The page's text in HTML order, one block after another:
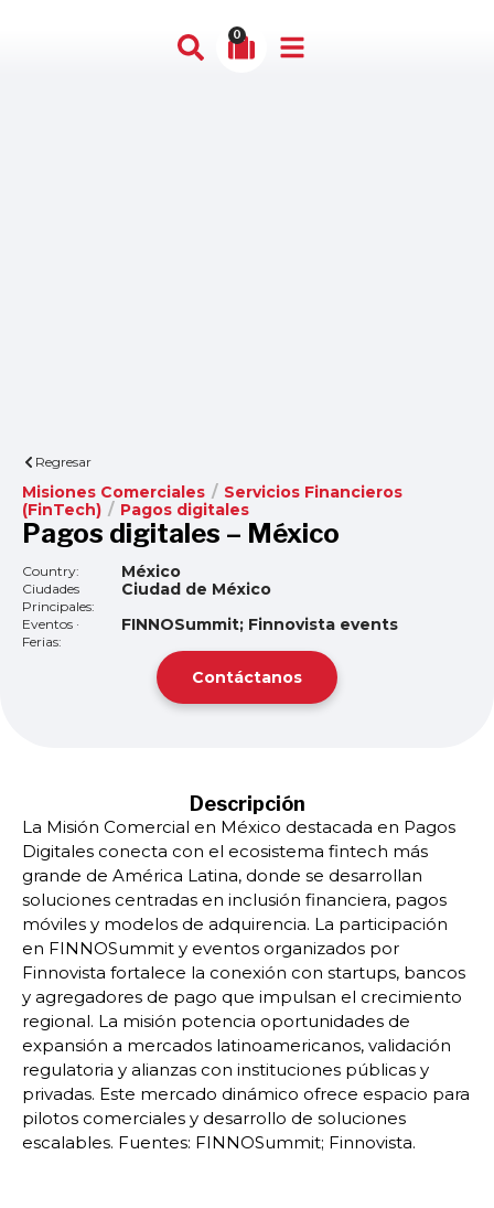
0
Regresar
Misiones Comerciales / Servicios Financieros
(FinTech) / Pagos digitales
Pagos digitales – México
Country: México
Ciudades
Principales:
Ciudad de México
Eventos ·
Ferias:
FINNOSummit; Finnovista events
Contáctanos
Descripción
La Misión Comercial en México destacada en Pagos
Digitales conecta con el ecosistema fintech más
grande de América Latina, donde se desarrollan
soluciones centradas en inclusión financiera, pagos
móviles y modelos de adquirencia. La participación
en FINNOSummit y eventos organizados por
Finnovista fortalece la conexión con startups, bancos
y agregadores de pago que impulsan el crecimiento
regional. La misión potencia oportunidades de
expansión a mercados latinoamericanos, validación
regulatoria y alianzas con instituciones públicas y
privadas. Este mercado dinámico ofrece espacio para
pilotos comerciales y desarrollo de soluciones
escalables. Fuentes: FINNOSummit; Finnovista.